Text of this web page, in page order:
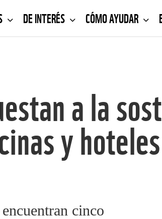
DE INTERÉS CÓMO AYUDAR
a la
y hoteles
cinco